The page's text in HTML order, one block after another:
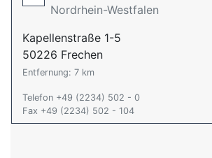
Nordrhein-Westfalen
Kapellenstraße 1-5
50226 Frechen
Entfernung: 7 km
Telefon +49 (2234) 502 - 0
Fax +49 (2234) 502 - 104